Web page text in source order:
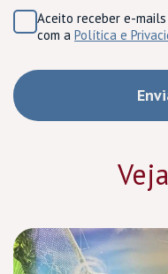
Aceito receber e-
com a Política e